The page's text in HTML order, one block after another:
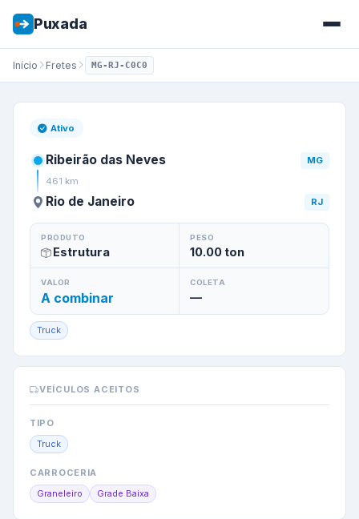
Puxada
Início Fretes MG-RJ-C0C0
Frete de
Ativo
Ribeirão das Neves
MG
461 km
Rio de Janeiro RJ
PRODUTO
Estrutura
PESO
10.00ton
VALOR
A combinar
COLETA
—
Truck
VEÍCULOS ACEITOS
TIPO
Truck
CARROCERIA
Graneleiro Grade Baixa